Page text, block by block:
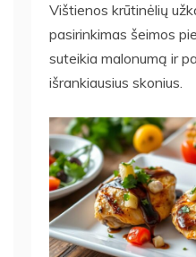
Vištienos krūtinėlių
pasirinkimas šeimos
suteikia malonumą ir
išrankiausius skonius.